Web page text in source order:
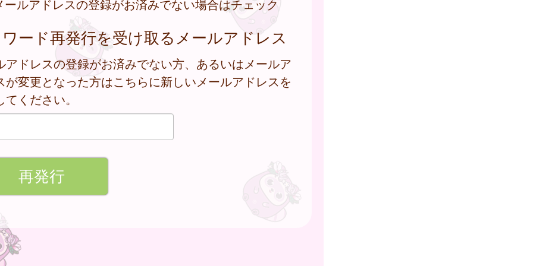
ルアドレスの登録がお済みでない場合はチェック
ード再発行を受け取るメールアドレス
アドレスの登録がお済みでない方、あるいはメールア
が変更となった方はこちらに新しいメールアドレスを
ください。